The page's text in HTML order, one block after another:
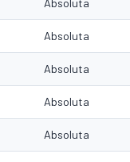
Absoluta
Absoluta
Absoluta
Absoluta
Absoluta